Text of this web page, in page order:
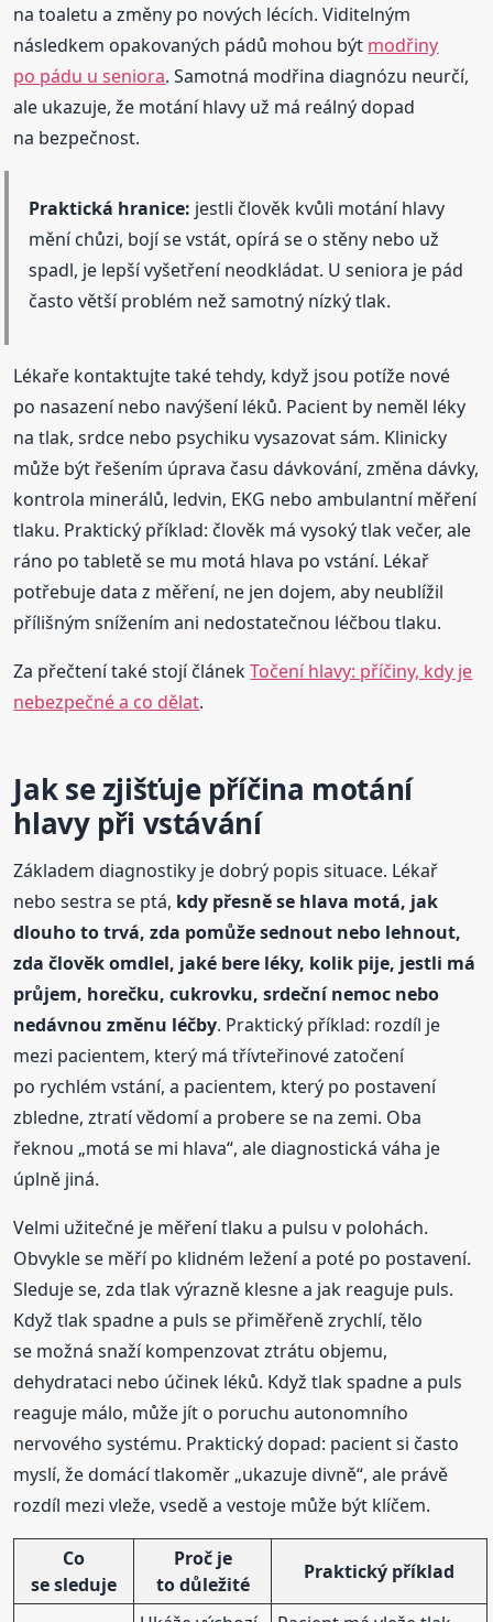
na toaletu a změny po nových lécích. Viditelným
následkem opakovaných pádů mohou být modřiny
po pádu u seniora. Samotná modřina diagnózu neurčí,
ale ukazuje, že motání hlavy už má reálný dopad
na bezpečnost.
Praktická hranice: jestli člověk kvůli motání hlavy
mění chůzi, bojí se vstát, opírá se o stěny nebo už
spadl, je lepší vyšetření neodkládat. U seniora je pád
často větší problém než samotný nízký tlak.
Lékaře kontaktujte také tehdy, když jsou potíže nové
po nasazení nebo navýšení léků. Pacient by neměl léky
na tlak, srdce nebo psychiku vysazovat sám. Klinicky
může být řešením úprava času dávkování, změna dávky,
kontrola minerálů, ledvin, EKG nebo ambulantní měření
tlaku. Praktický příklad: člověk má vysoký tlak večer, ale
ráno po tabletě se mu motá hlava po vstání. Lékař
potřebuje data z měření, ne jen dojem, aby neublížil
přílišným snížením ani nedostatečnou léčbou tlaku.
Za přečtení také stojí článekTočení hlavy: příčiny, kdy je
nebezpečné a co dělat.
Jak se zjišťuje příčina motání
hlavy při vstávání
Základem diagnostiky je dobrý popis situace. Lékař
nebo sestra se ptá, kdy přesně se hlava motá, jak
dlouho to trvá, zda pomůže sednout nebo lehnout,
zda člověk omdlel, jaké bere léky, kolik pije, jestli má
průjem, horečku, cukrovku, srdeční nemoc nebo
nedávnou změnu léčby. Praktický příklad: rozdíl je
mezi pacientem, který má třívteřinové zatočení
po rychlém vstání, a pacientem, který po postavení
zbledne, ztratí vědomí a probere se na zemi. Oba
řeknou „motá se mi hlava“, ale diagnostická váha je
úplně jiná.
Velmi užitečné je měření tlaku a pulsu v polohách.
Obvykle se měří po klidném ležení a poté po postavení.
Sleduje se, zda tlak výrazně klesne a jak reaguje puls.
Když tlak spadne a puls se přiměřeně zrychlí, tělo
se možná snaží kompenzovat ztrátu objemu,
dehydrataci nebo účinek léků. Když tlak spadne a puls
reaguje málo, může jít o poruchu autonomního
nervového systému. Praktický dopad: pacient si často
myslí, že domácí tlakoměr „ukazuje divně“, ale právě
rozdíl mezi vleže, vsedě a vestoje může být klíčem.
Co
se sleduje
Proč je
to důležité
Praktický příklad